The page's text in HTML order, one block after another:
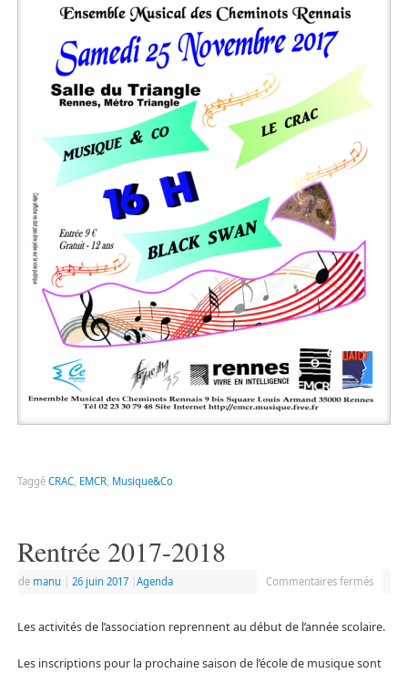
Taggé CRAC, EMCR, Musique&Co
Rentrée 2017-2018
de manu 26 juin 2017 Agenda Commentaires fermés
Les activités de l’association reprennent au début de l’année scolaire.
Les inscriptions pour la prochaine saison de l’école de musique sont